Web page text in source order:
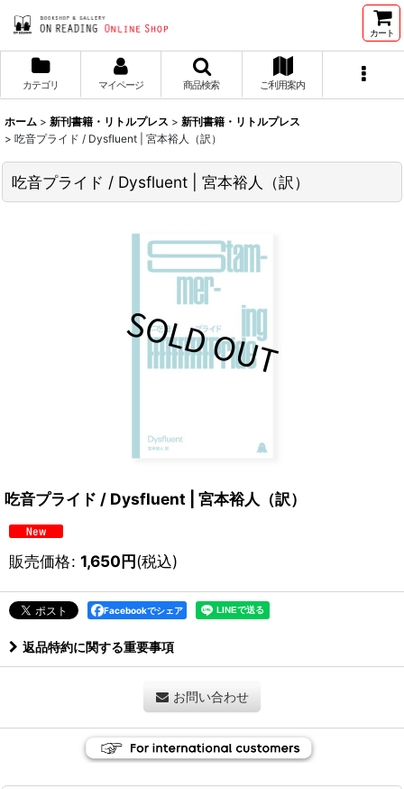
カート
カテゴリ マイページ 商品検索 ご利用案内
ホーム > 新刊書籍・リトルプレス > 新刊書籍・リトルプレス
> 吃音プライド / Dysfluent | 宮本裕人（訳）
吃音プライド / Dysfluent | 宮本裕人（訳）
吃音プライド / Dysfluent | 宮本裕人（訳）
販売価格: 1,650円(税込)
Facebookでシェア
返品特約に関する重要事項
お問い合わせ